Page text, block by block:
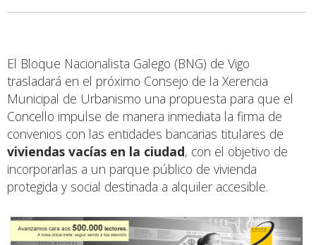
El Bloque Nacionalista Galego (BNG) de Vigo
trasladará en el próximo Consejo de la Xerencia
Municipal de Urbanismo una propuesta para que el
Concello impulse de manera inmediata la firma de
convenios con las entidades bancarias titulares de
viviendas vacías en la ciudad, con el objetivo de
incorporarlas a un parque público de vivienda
protegida y social destinada a alquiler accesible.